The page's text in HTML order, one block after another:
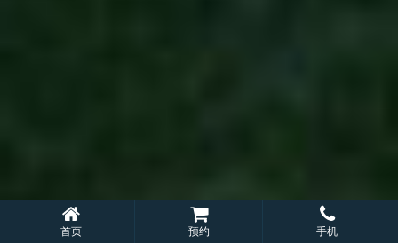
首页 预约 手机